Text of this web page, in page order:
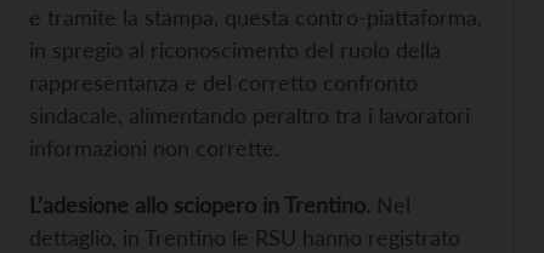
e tramite la stampa, questa contro-piattaforma,
in spregio al riconoscimento del ruolo della
rappresentanza e del corretto confronto
sindacale, alimentando peraltro tra i lavoratori
informazioni non corrette.
L’adesione allo sciopero in Trentino. Nel
dettaglio, in Trentino le RSU hanno registrato